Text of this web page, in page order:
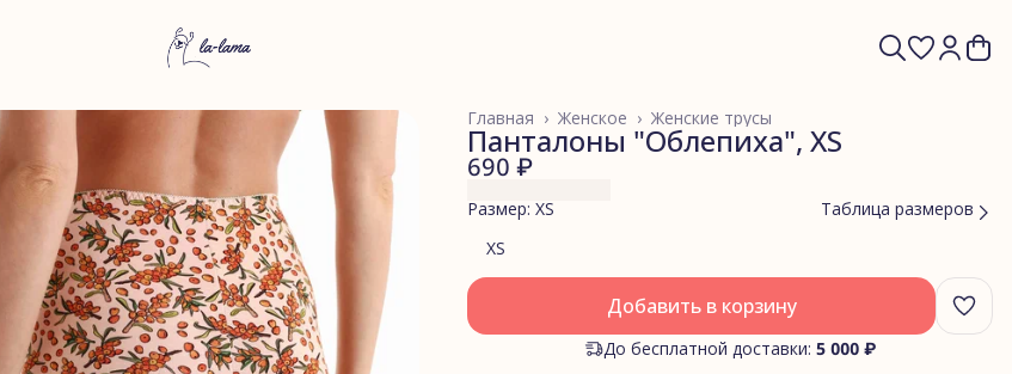
Женские трусы
Женское ›
Главная ›
Панталоны "Облепиха", XS
690 ₽
Размер: XS
Таблица размеров
XS
Добавить в корзину
До бесплатной доставки: 5 000 ₽